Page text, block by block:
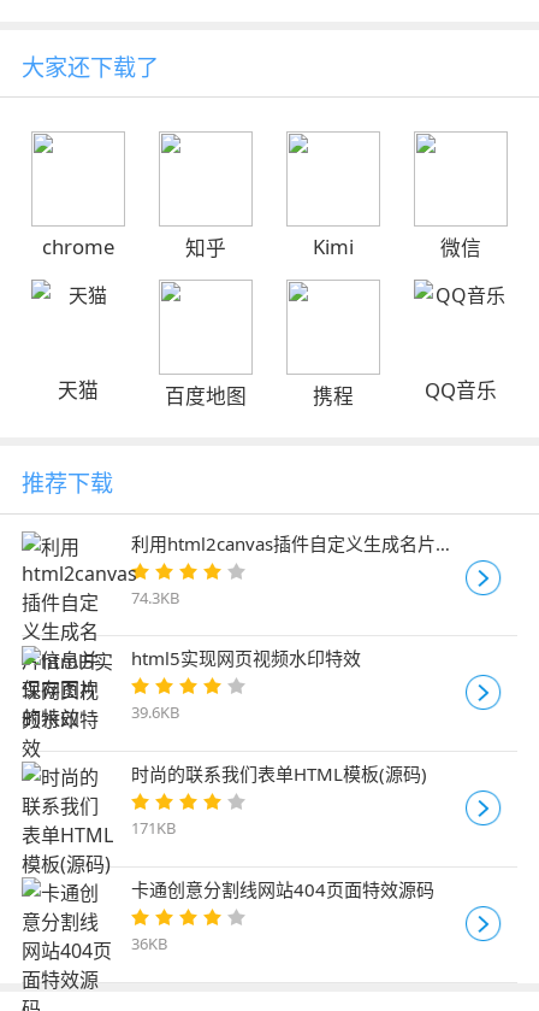
大家还下载了
chrome 知乎 Kimi 微信
天猫 百度地图 携程 QQ音乐
推荐下载
利用html2canvas插件自定义生成名片信
息并保存图片的特效
74.3KB
html5实现网页视频水印特效
39.6KB
时尚的联系我们表单HTML模板(源码)
171KB
卡通创意分割线网站404页面特效源码
36KB